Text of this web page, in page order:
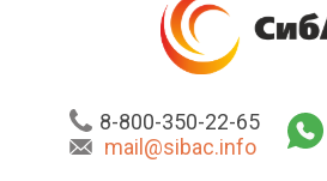
8-800-350-22-65
mail@sibac.info